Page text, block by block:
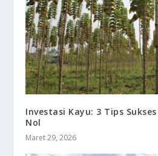
Investasi Kayu: 3 Tips
Nol
Maret 29, 2026